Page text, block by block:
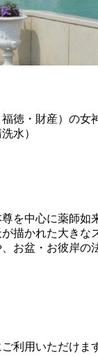
徳・財産）の女
水）
を中心に薬師如
描かれた大きな
お盆・お彼岸の
利用いただけま